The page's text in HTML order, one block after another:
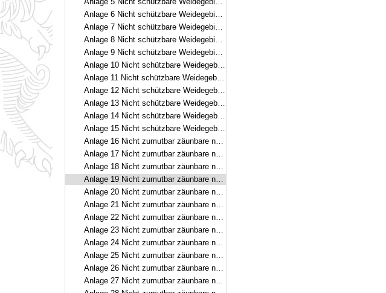
Anlage 6 Nicht schützbare Weidegebiete – Garmisch-Partenkirchen / Bad Tölz-Wolfratshausen
Anlage 7 Nicht schützbare Weidegebiete – Garmisch-Partenkirchen
Anlage 8 Nicht schützbare Weidegebiete – Bad Tölz-Wolfratshausen / Miesbach
Anlage 9 Nicht schützbare Weidegebiete – Bad Tölz-Wolfratshausen / Garmisch-Partenkirchen
Anlage 10 Nicht schützbare Weidegebiete – Miesbach / Bad Tölz-Wolfratshausen
Anlage 11 Nicht schützbare Weidegebiete – Rosenheim / Miesbach
Anlage 12 Nicht schützbare Weidegebiete – Traunstein / Rosenheim
Anlage 13 Nicht schützbare Weidegebiete – Traunstein / Berchtesgadener Land
Anlage 14 Nicht schützbare Weidegebiete – Berchtesgadener Land
Anlage 15 Nicht schützbare Weidegebiete – Berchtesgadener Land
Anlage 16 Nicht zumutbar zäunbare naturräumliche Untereinheiten – Oberallgäu
Anlage 17 Nicht zumutbar zäunbare naturräumliche Untereinheiten – Oberallgäu
Anlage 18 Nicht zumutbar zäunbare naturräumliche Untereinheiten – Oberallgäu / Ostallgäu
Anlage 19 Nicht zumutbar zäunbare naturräumliche Untereinheiten – Oberallgäu
Anlage 20 Nicht zumutbar zäunbare naturräumliche Untereinheiten – Garmisch-Partenkirchen / Ostallgäu
Anlage 21 Nicht zumutbar zäunbare naturräumliche Untereinheiten – Garmisch-Partenkirchen / Bad Tölz-Wolfratshausen
Anlage 22 Nicht zumutbar zäunbare naturräumliche Untereinheiten – Garmisch-Partenkirchen
Anlage 23 Nicht zumutbar zäunbare naturräumliche Untereinheiten – Bad Tölz-Wolfratshausen / Miesbach
Anlage 24 Nicht zumutbar zäunbare naturräumliche Untereinheiten – Bad Tölz-Wolfratshausen / Garmisch-Partenkirchen
Anlage 25 Nicht zumutbar zäunbare naturräumliche Untereinheiten – Miesbach / Bad Tölz-Wolfratshausen
Anlage 26 Nicht zumutbar zäunbare naturräumliche Untereinheiten – Rosenheim / Miesbach
Anlage 27 Nicht zumutbar zäunbare naturräumliche Untereinheiten – Traunstein / Rosenheim